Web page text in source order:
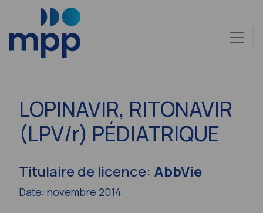
LOPINAVIR, RITONAVIR
(LPV/r) PÉDIATRIQUE
Titulaire de licence: AbbVie
Date: novembre 2014